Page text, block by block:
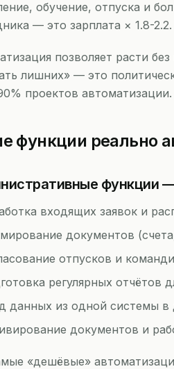
обучение, отпуска и
— это зарплата × 1.8-2.2.
позволяет расти
лишних» — это
проектов автоматизации.
функции реально
функции
входящих заявок и
документов
отпусков и
регулярных отчётов
данных из одной системы в
документов и
«дешёвые»